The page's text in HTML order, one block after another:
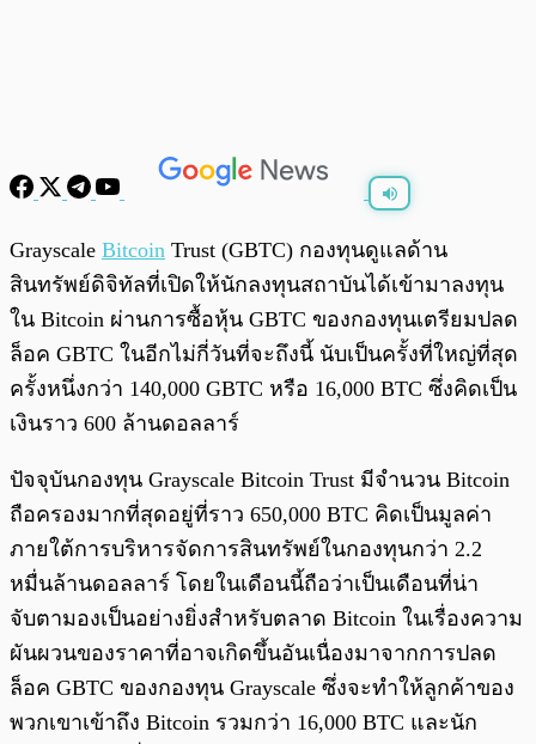
0:00
Grayscale Bitcoin Trust (GBTC) กองทุนดูแลด้าน
สินทรัพย์ดิจิทัลที่เปิดให้นักลงทุนสถาบันได้เข้ามาลงทุน
ใน Bitcoin ผ่านการซื้อหุ้น GBTC ของกองทุนเตรียมปลด
ล็อค GBTC ในอีกไม่กี่วันที่จะถึงนี้ นับเป็นครั้งที่ใหญ่ที่สุด
ครั้งหนึ่งกว่า 140,000 GBTC หรือ 16,000 BTC ซึ่งคิดเป็น
เงินราว 600 ล้านดอลลาร์
ปัจจุบันกองทุน Grayscale Bitcoin Trust มีจำนวน Bitcoin
ถือครองมากที่สุดอยู่ที่ราว 650,000 BTC คิดเป็นมูลค่า
ภายใต้การบริหารจัดการสินทรัพย์ในกองทุนกว่า 2.2
หมื่นล้านดอลลาร์ โดยในเดือนนี้ถือว่าเป็นเดือนที่น่า
จับตามองเป็นอย่างยิ่งสำหรับตลาด Bitcoin ในเรื่องความ
ผันผวนของราคาที่อาจเกิดขึ้นอันเนื่องมาจากการปลด
ล็อค GBTC ของกองทุน Grayscale ซึ่งจะทำให้ลูกค้าของ
พวกเขาเข้าถึง Bitcoin รวมกว่า 16,000 BTC และนัก